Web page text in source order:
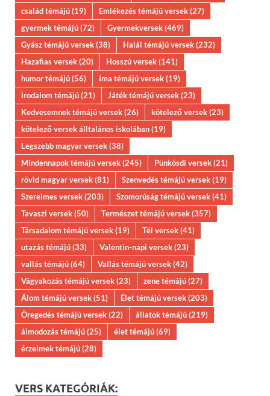
család témájú(19) Emlékezés témájú versek(27)
gyermek témájú(72) Gyermekversek(469)
Gyász témájú versek(38) Halál témájú versek(232)
Hazafias versek(20) Hosszú versek(141)
humor témájú(56) Ima témájú versek(19)
irodalom témájú(21) Játék témájú versek(23)
Kedvesemnek témájú versek(26) kötelező versek(23)
kötelező versek álltalános iskolában(19)
Legszebb magyar versek(38)
Mindennapok témájú versek(245) Pünkösdi versek(21)
rövid magyar versek(81) Szenvedés témájú versek(19)
Szerelmes versek(203) Szomorúság témájú versek(41)
Tavaszi versek(50) Természet témájú versek(357)
Társadalom témájú versek(19) Tél versek(41)
utazás témájú(33) Valentin-napi versek(23)
vallás témájú(64) Vallás témájú versek(42)
Vágyakozás témájú versek(23) zene témájú(27)
Álom témájú versek(51) Élet témájú versek(203)
Öregedés témájú versek(22) állatok témájú(219)
álmodozás témájú(25) élet témájú(69)
érzelmek témájú(28)
VERS KATEGÓRIÁK: